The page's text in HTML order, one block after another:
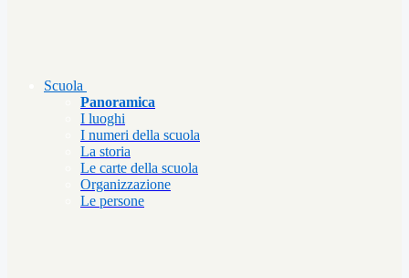
Scuola
Panoramica
I luoghi
I numeri della scuola
La storia
Le carte della scuola
Organizzazione
Le persone